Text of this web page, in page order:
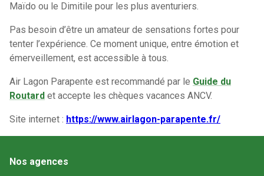
Maïdo ou le Dimitile pour les plus aventuriers.
Pas besoin d’être un amateur de sensations fortes pour
tenter l’expérience. Ce moment unique, entre émotion et
émerveillement, est accessible à tous.
Air Lagon Parapente est recommandé par le Guide du
Routard et accepte les chèques vacances ANCV.
Site internet : https://www.airlagon-parapente.fr/
Nos agences